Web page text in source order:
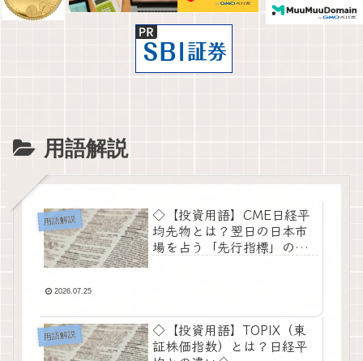
用語解説
用語解説
◇【投資用語】CME日経平
均先物とは？翌日の日本市
場を占う「先行指標」の仕
2026.07.25
用語解説
◇【投資用語】TOPIX（東
証株価指数）とは？日経平